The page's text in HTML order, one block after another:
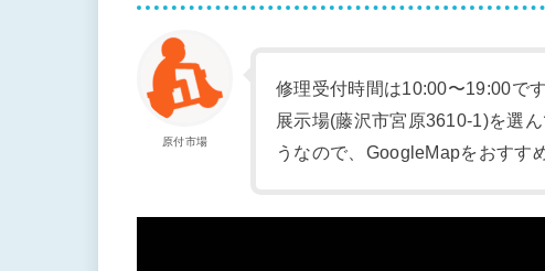
原付市場
修理受付時間は10:00〜19:00で
展示場(藤沢市宮原3610-1)を選
うなので、GoogleMapをおすす